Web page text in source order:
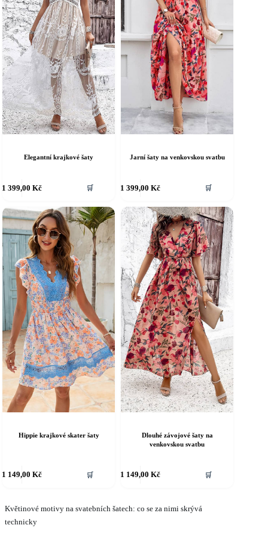
produktu
Elegantní krajkové šaty
1 399,00 Kč 🛒
Jarní šaty na venkovskou svatbu
1 399,00 Kč 🛒
produkt
více
variant.
Možnosti
lze
vybrat
stránce
produktu
Hippie krajkové skater šaty
1 149,00 Kč 🛒
Dlouhé závojové šaty na
venkovskou svatbu
1 149,00 Kč 🛒
produkt
variant.
Květinové motivy na svatebních šatech: co se za nimi skrývá
technicky